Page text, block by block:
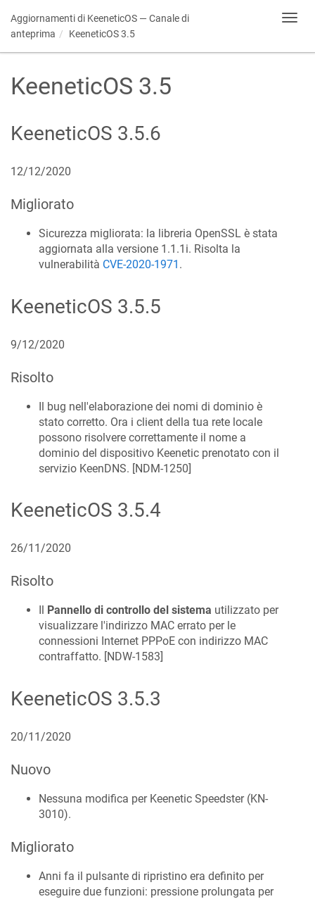
Aggiornamenti di KeeneticOS — Canale di
anteprima
KeeneticOS3.5
KeeneticOS 3.5
KeeneticOS 3.5.6
12/12/2020
Migliorato
Sicurezza migliorata: la libreria OpenSSL è stata
aggiornata alla versione 1.1.1i. Risolta la
vulnerabilità CVE-2020-1971 .
KeeneticOS 3.5.5
9/12/2020
Risolto
Il bug nell'elaborazione dei nomi di dominio è
stato corretto. Ora i client della tua rete locale
possono risolvere correttamente il nome a
dominio del dispositivo Keenetic prenotato con il
servizio KeenDNS. [NDM-1250]
KeeneticOS 3.5.4
26/11/2020
Risolto
Pannello di controllo del sistema utilizzato per
visualizzare l'indirizzo MAC errato per le
connessioni Internet PPPoE con indirizzo MAC
contraffatto. [NDW-1583]
KeeneticOS 3.5.3
20/11/2020
Nuovo
Nessuna modifica per Keenetic Speedster(KN-
3010).
Migliorato
Anni fa il pulsante di ripristino era definito per
eseguire due funzioni: pressione prolungata per